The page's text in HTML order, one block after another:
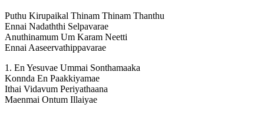
Puthu Kirupaikal Thinam Thinam Thanthu
Ennai Nadaththi Selpavarae
Anuthinamum Um Karam Neetti
Ennai Aaseervathippavarae
1. En Yesuvae Ummai Sonthamaaka
Konnda En Paakkiyamae
Ithai Vidavum Periyathaana
Maenmai Ontum Illaiyae